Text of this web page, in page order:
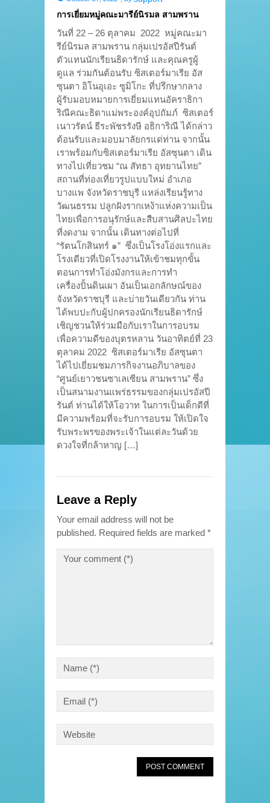
การเยี่ยมหมู่คณะมารีย์นิรมล สามพราน
วันที่ 22 – 26 ตุลาคม 2022 หมู่คณะมา
รีย์นิรมล สามพราน กลุ่มเปรอัสปีรันต์
ตัวแทนนักเรียนธิดารักษ์ และคุณครูผู้
ดูแล ร่วมกันต้อนรับ ซิสเตอร์มาเรีย อัส
ซุนตา อิโนอุเอะ ซูมิโกะ ที่ปรึกษากลาง
ผู้รับมอบหมายการเยี่ยมแทนอัคราธิกา
ริณีคณะธิดาแม่พระองค์อุปถัมภ์ ซิสเตอร์
เนาวรัตน์ ธีระพัชรรังษี อธิการิณี ได้กล่าว
ต้อนรับและมอบมาลัยกรแด่ท่าน จากนั้น
เราพร้อมกับซิสเตอร์มาเรีย อัสซุนตา เดิน
ทางไปเที่ยวชม “ณ สัทธา อุทยานไทย”
สถานที่ท่องเที่ยวรูปแบบใหม่ อำเภอ
บางแพ จังหวัดราชบุรี แหล่งเรียนรู้ทาง
วัฒนธรรม ปลูกฝังรากเหง้าแห่งความเป็น
ไทยเพื่อการอนุรักษ์และสืบสานศิลปะไทย
ที่งดงาม จากนั้น เดินทางต่อไปที่
“รัตนโกสินทร์ ๑” ซึ่งเป็นโรงโอ่งแรกและ
โรงเดียวที่เปิดโรงงานให้เข้าชมทุกขั้น
ตอนการทำโอ่งมังกรและการทำ
เครื่องปั้นดินเผา อันเป็นเอกลักษณ์ของ
จังหวัดราชบุรี และบ่ายวันเดียวกัน ท่าน
ได้พบปะกับผู้ปกครองนักเรียนธิดารักษ์
เชิญชวนให้ร่วมมือกับเราในการอบรม
เพื่อความดีของบุตรหลาน วันอาทิตย์ที่ 23
ตุลาคม 2022 ซิสเตอร์มาเรีย อัสซุนตา
ได้ไปเยี่ยมชมภารกิจงานอภิบาลของ
“ศูนย์เยาวชนซาเลเซียน สามพราน” ซึ่ง
เป็นสนามงานแพร่ธรรมของกลุ่มเปรอัสปี
รันต์ ท่านได้ให้โอวาท ในการเป็นเด็กดีที่
มีความพร้อมที่จะรับการอบรม ให้เปิดใจ
รับพระพรของพระเจ้าในแต่ละวันด้วย
ดวงใจที่กล้าหาญ […]
Leave a Reply
Your email address will not be
published. Required fields are marked *